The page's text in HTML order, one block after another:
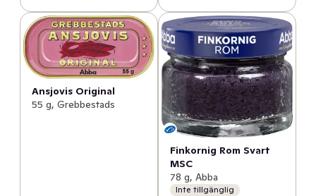
Ansjovis Original
55 g, Grebbestads
Finkornig Rom Svart
MSC
78 g, Abba
Inte tillgänglig